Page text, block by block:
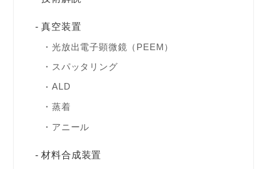
真空装置
光放出電子顕微鏡（PEEM）
スパッタリング
ALD
蒸着
アニール
材料合成装置